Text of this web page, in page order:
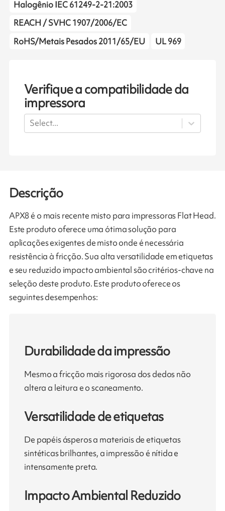
Halogênio IEC 61249-2-21:2003
REACH / SVHC 1907/2006/EC
RoHS/Metais Pesados 2011/65/EU
UL 969
Verifique a compatibilidade da
impressora
Select...
Descrição
APX8 é o mais recente misto para impressoras Flat Head.
Este produto oferece uma ótima solução para
aplicações exigentes de misto onde é necessária
resistência à fricção. Sua alta versatilidade em etiquetas
e seu reduzido impacto ambiental são critérios-chave na
seleção deste produto. Este produto oferece os
seguintes desempenhos:
Durabilidade da impressão
Mesmo a fricção mais rigorosa dos dedos não
altera a leitura e o scaneamento.
Versatilidade de etiquetas
De papéis ásperos a materiais de etiquetas
sintéticas brilhantes, a impressão é nítida e
intensamente preta.
Impacto Ambiental Reduzido